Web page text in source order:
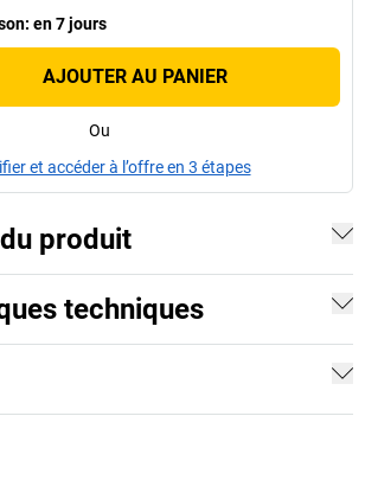
: en 7 jours
AJOUTER AU PANIER
Ou
et accéder à l’offre en 3 étapes
produit
techniques